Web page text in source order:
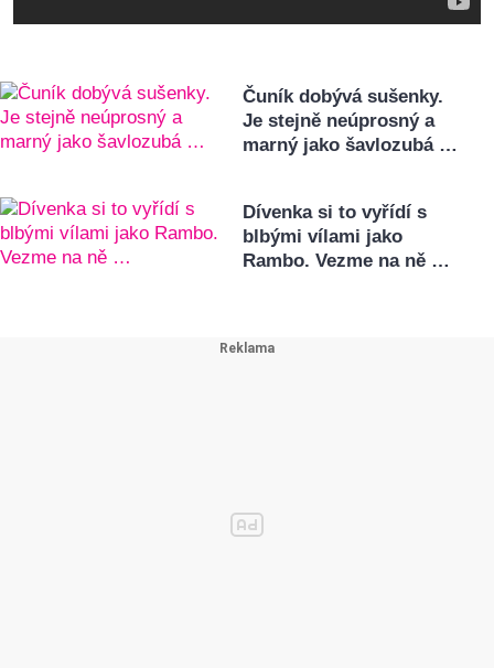
Čuník dobývá sušenky.
Je stejně neúprosný a
marný jako šavlozubá …
Dívenka si to vyřídí s
blbými vílami jako
Rambo. Vezme na ně …